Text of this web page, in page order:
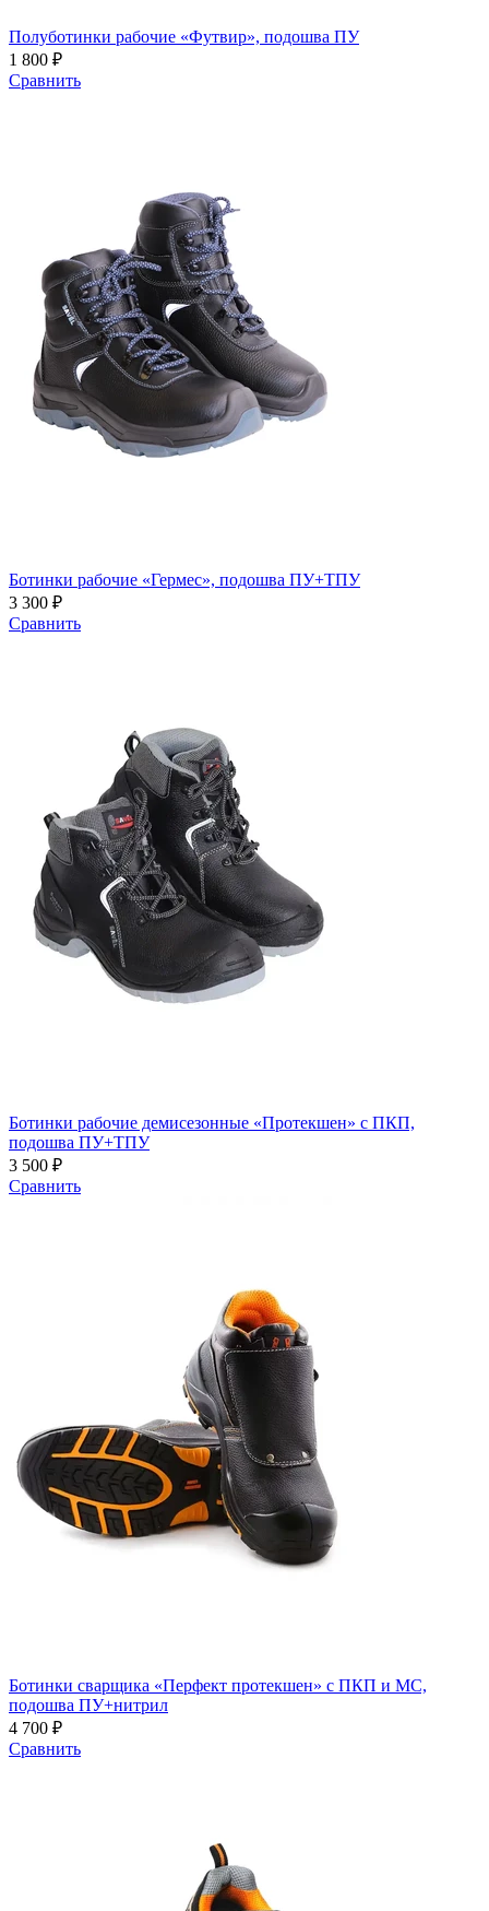
Полуботинки рабочие «Футвир», подошва ПУ
1 800 ₽
Сравнить
Ботинки рабочие «Гермес», подошва ПУ+ТПУ
3 300 ₽
Сравнить
Ботинки рабочие демисезонные «Протекшен» с ПКП,
подошва ПУ+ТПУ
3 500 ₽
Сравнить
Ботинки сварщика «Перфект протекшен» с ПКП и МС,
подошва ПУ+нитрил
4 700 ₽
Сравнить